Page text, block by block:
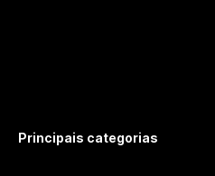
Principais categorias